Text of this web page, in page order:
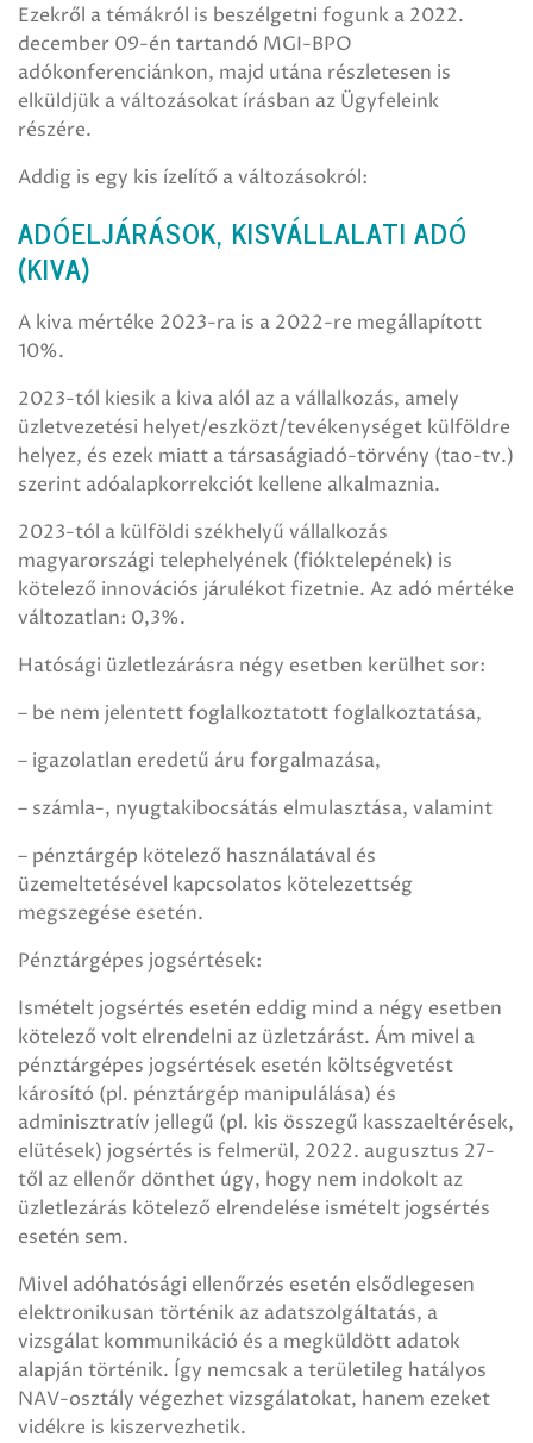
Ezekről a témákról is beszélgetni fogunk a 2022.
december 09-én tartandó MGI-BPO
adókonferenciánkon, majd utána részletesen is
elküldjük a változásokat írásban az Ügyfeleink
részére.
Addig is egy kis ízelítő a változásokról:
ADÓELJÁRÁSOK, KISVÁLLALATI ADÓ
(KIVA)
A kiva mértéke 2023-ra is a 2022-re megállapított
10%.
2023-tól kiesik a kiva alól az a vállalkozás, amely
üzletvezetési helyet/eszközt/tevékenységet külföldre
helyez, és ezek miatt a társaságiadó-törvény (tao-tv.)
szerint adóalapkorrekciót kellene alkalmaznia.
2023-tól a külföldi székhelyű vállalkozás
magyarországi telephelyének (fióktelepének) is
kötelező innovációs járulékot fizetnie. Az adó mértéke
változatlan: 0,3%.
Hatósági üzletlezárásra négy esetben kerülhet sor:
– be nem jelentett foglalkoztatott foglalkoztatása,
– igazolatlan eredetű áru forgalmazása,
– számla-, nyugtakibocsátás elmulasztása, valamint
– pénztárgép kötelező használatával és
üzemeltetésével kapcsolatos kötelezettség
megszegése esetén.
Pénztárgépes jogsértések:
Ismételt jogsértés esetén eddig mind a négy esetben
kötelező volt elrendelni az üzletzárást. Ám mivel a
pénztárgépes jogsértések esetén költségvetést
károsító (pl. pénztárgép manipulálása) és
adminisztratív jellegű (pl. kis összegű kasszaeltérések,
elütések) jogsértés is felmerül, 2022. augusztus 27-
től az ellenőr dönthet úgy, hogy nem indokolt az
üzletlezárás kötelező elrendelése ismételt jogsértés
esetén sem.
Mivel adóhatósági ellenőrzés esetén elsődlegesen
elektronikusan történik az adatszolgáltatás, a
vizsgálat kommunikáció és a megküldött adatok
alapján történik. Így nemcsak a területileg hatályos
NAV-osztály végezhet vizsgálatokat, hanem ezeket
vidékre is kiszervezhetik.